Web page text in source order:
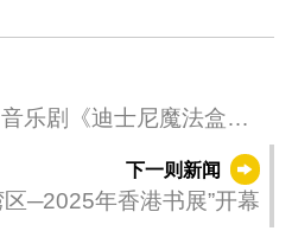
乐剧《迪士尼魔法盒
下一则新闻
区─2025年香港书展”开幕